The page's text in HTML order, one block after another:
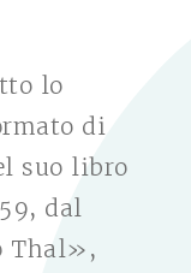
lo
di
suo libro
dal
Thal»,